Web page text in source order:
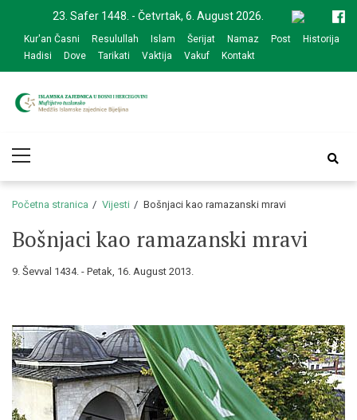
navigation
content
23. Safer 1448. - Četvrtak, 6. August 2026.
Kur'an Časni Resulullah Islam Šerijat Namaz Post
Historija
Hadisi
Dove Tarikati Vaktija Vakuf Kontakt
zajednice Bijeljina
Menu
Početna stranica Vijesti Bošnjaci kao ramazanski mravi
Bošnjaci kao ramazanski mravi
9. Ševval 1434. - Petak, 16. August 2013.